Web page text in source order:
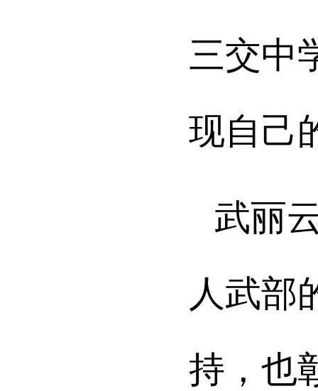
三交中
现自己
武丽
人武部
持，也